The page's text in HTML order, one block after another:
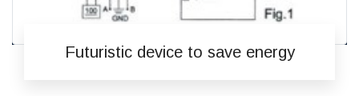
Futuristic device to save energy